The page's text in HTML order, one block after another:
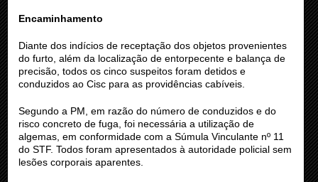
Encaminhamento
Diante dos indícios de receptação dos objetos provenientes
do furto, além da localização de entorpecente e balança de
precisão, todos os cinco suspeitos foram detidos e
conduzidos ao Cisc para as providências cabíveis.
Segundo a PM, em razão do número de conduzidos e do
risco concreto de fuga, foi necessária a utilização de
algemas, em conformidade com a Súmula Vinculante nº 11
do STF. Todos foram apresentados à autoridade policial sem
lesões corporais aparentes.